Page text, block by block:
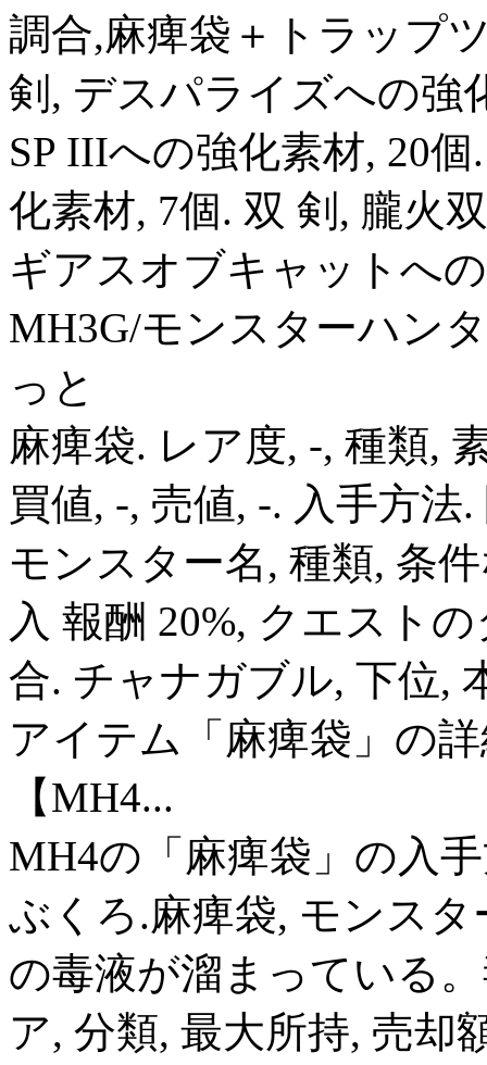
調合,麻痺袋＋トラップ
剣, デスパライズへの強
SP IIIへの強化素材, 20
化素材, 7個. 双 剣, 朧火
ギアスオブキャットへ
MH3G/モンスターハン
っと
麻痺袋. レア度, -, 種類,
買値, -, 売値, -. 入手方
モンスター名, 種類, 条
入 報酬 20%, クエスト
合. チャナガブル, 下位,
アイテム「麻痺袋」の
【MH4...
MH4の「麻痺袋」の入
ぶくろ.麻痺袋, モンス
の毒液が溜まっている
ア, 分類, 最大所持, 売却